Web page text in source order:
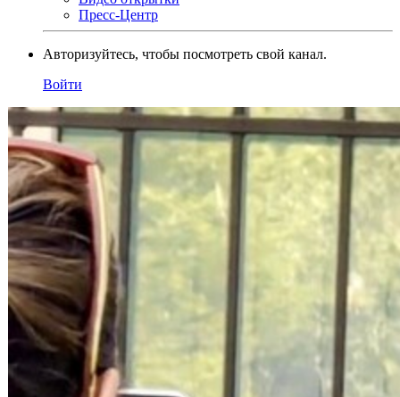
Пресс-Центр
Авторизуйтесь, чтобы посмотреть свой канал.
Войти